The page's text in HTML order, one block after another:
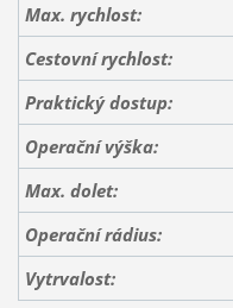
Max. rychlost:
Cestovní rychlost:
Praktický dostup:
Operační výška:
Max. dolet:
Operační rádius:
Vytrvalost: